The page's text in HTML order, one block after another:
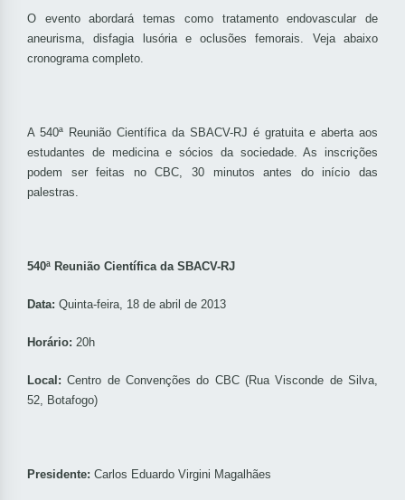
O evento abordará temas como tratamento endovascular de
aneurisma, disfagia lusória e oclusões femorais. Veja abaixo
cronograma completo.
A 540ª Reunião Científica da SBACV-RJ é gratuita e aberta aos
estudantes de medicina e sócios da sociedade. As inscrições
podem ser feitas no CBC, 30 minutos antes do início das
palestras.
540ª Reunião Científica da SBACV-RJ
Data: Quinta-feira, 18 de abril de 2013
Horário: 20h
Local:Centro de Convenções do CBC (Rua Visconde de Silva,
52, Botafogo)
Presidente: Carlos Eduardo Virgini Magalhães